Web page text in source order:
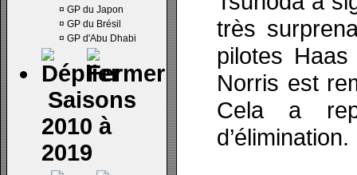
¤ GP du Japon
¤ GP du Brésil
¤ GP d'Abu Dhabi
Saisons
2010 à
2019
très
pilotes
Norris est
Cela a
d’élimination.